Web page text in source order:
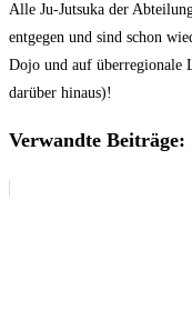
Alle Ju-Jutsuka der
entgegen und sind schon
Dojo und auf überregionale
darüber hinaus)!
Verwandte Beiträge: